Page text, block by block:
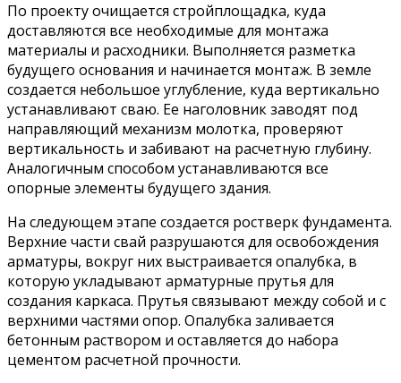
По проекту очищается стройплощадка, куда
доставляются все необходимые для монтажа
материалы и расходники. Выполняется разметка
будущего основания и начинается монтаж. В земле
создается небольшое углубление, куда вертикально
устанавливают сваю. Ее наголовник заводят под
направляющий механизм молотка, проверяют
вертикальность и забивают на расчетную глубину.
Аналогичным способом устанавливаются все
опорные элементы будущего здания.
На следующем этапе создается ростверк фундамента.
Верхние части свай разрушаются для освобождения
арматуры, вокруг них выстраивается опалубка, в
которую укладывают арматурные прутья для
создания каркаса. Прутья связывают между собой и с
верхними частями опор. Опалубка заливается
бетонным раствором и оставляется до набора
цементом расчетной прочности.